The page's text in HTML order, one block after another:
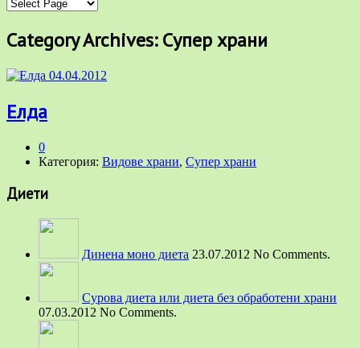
Category Archives: Супер храни
04.04.2012
Елда
0
Категория: Видове храни, Супер храни
Диети
Динена моно диета 23.07.2012 No Comments.
Сурова диета или диета без обработени храни
07.03.2012 No Comments.